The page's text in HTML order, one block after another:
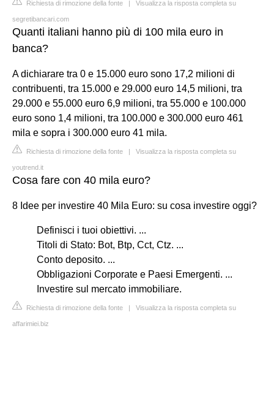
Richiesta di rimozione della fonte | Visualizza la risposta completa su
segretibancari.com
Quanti italiani hanno più di 100 mila euro in
banca?
A dichiarare tra 0 e 15.000 euro sono 17,2 milioni di
contribuenti, tra 15.000 e 29.000 euro 14,5 milioni, tra
29.000 e 55.000 euro 6,9 milioni, tra 55.000 e 100.000
euro sono 1,4 milioni, tra 100.000 e 300.000 euro 461
mila e sopra i 300.000 euro 41 mila.
Richiesta di rimozione della fonte | Visualizza la risposta completa su
youtrend.it
Cosa fare con 40 mila euro?
8 Idee per investire 40 Mila Euro: su cosa investire oggi?
Definisci i tuoi obiettivi. ...
Titoli di Stato: Bot, Btp, Cct, Ctz. ...
Conto deposito. ...
Obbligazioni Corporate e Paesi Emergenti. ...
Investire sul mercato immobiliare.
Richiesta di rimozione della fonte | Visualizza la risposta completa su
affarimiei.biz